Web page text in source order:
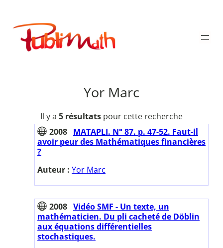
contenu
Publimath
Yor Marc
Il y a 5 résultats pour cette recherche
2008 MATAPLI. N° 87. p. 47-52. Faut-il
avoir peur des Mathématiques financières
?
Auteur : Yor Marc
2008 Vidéo SMF - Un texte, un
mathématicien. Du pli cacheté de Döblin
aux équations différentielles
stochastiques.